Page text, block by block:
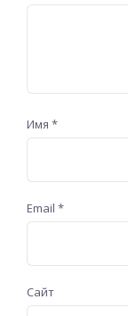
Имя *
Email *
Сайт